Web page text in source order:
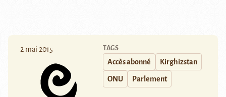
2 mai 2015 TAGS
Accès abonné Kirghizstan
ONU Parlement